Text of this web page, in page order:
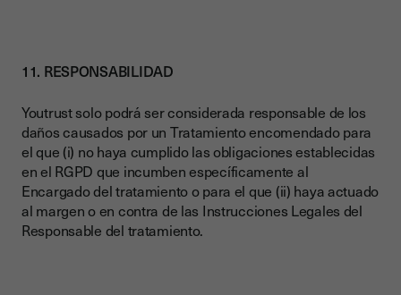
11. RESPONSABILIDAD
Youtrust solo podrá ser considerada responsable de los
daños causados por un Tratamiento encomendado para
el que (i) no haya cumplido las obligaciones establecidas
en el RGPD que incumben específicamente al
Encargado del tratamiento o para el que (ii) haya actuado
al margen o en contra de las Instrucciones Legales del
Responsable del tratamiento.